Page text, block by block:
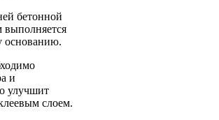
бетонной
выполняется
основанию.
и
улучшит
слоем.